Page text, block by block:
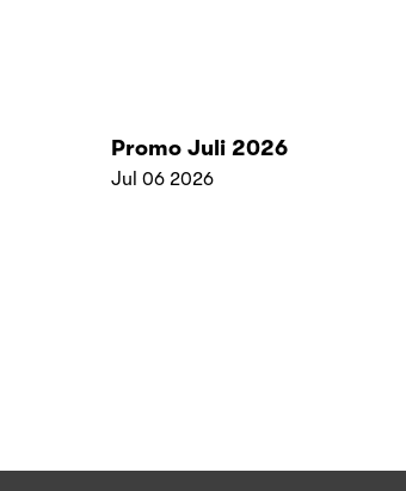
Promo Juli 2026
Jul 06 2026